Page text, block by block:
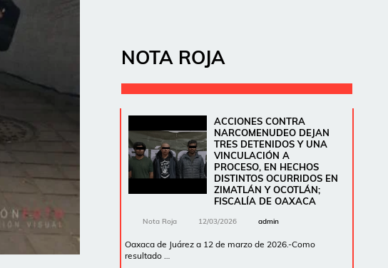
NOTA ROJA
ACCIONES CONTRA
NARCOMENUDEO DEJAN
TRES DETENIDOS Y UNA
VINCULACIÓN A
PROCESO, EN HECHOS
DISTINTOS OCURRIDOS EN
ZIMATLÁN Y OCOTLÁN;
FISCALÍA DE OAXACA
Nota Roja 12/03/2026 admin
Oaxaca de Juárez a 12 de marzo de 2026.-Como
resultado …